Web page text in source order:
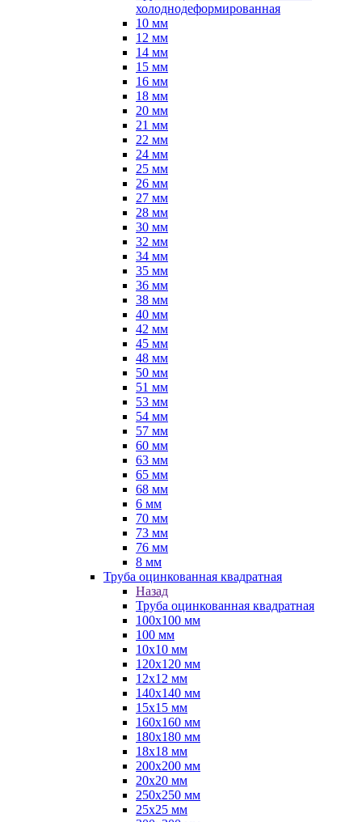
холоднодеформированная
10 мм
12 мм
14 мм
15 мм
16 мм
18 мм
20 мм
21 мм
22 мм
24 мм
25 мм
26 мм
27 мм
28 мм
30 мм
32 мм
34 мм
35 мм
36 мм
38 мм
40 мм
42 мм
45 мм
48 мм
50 мм
51 мм
53 мм
54 мм
57 мм
60 мм
63 мм
65 мм
68 мм
6 мм
70 мм
73 мм
76 мм
8 мм
Труба оцинкованная квадратная
Назад
Труба оцинкованная квадратная
100х100 мм
100 мм
10х10 мм
120х120 мм
12х12 мм
140х140 мм
15х15 мм
160х160 мм
180х180 мм
18х18 мм
200х200 мм
20х20 мм
250х250 мм
25х25 мм